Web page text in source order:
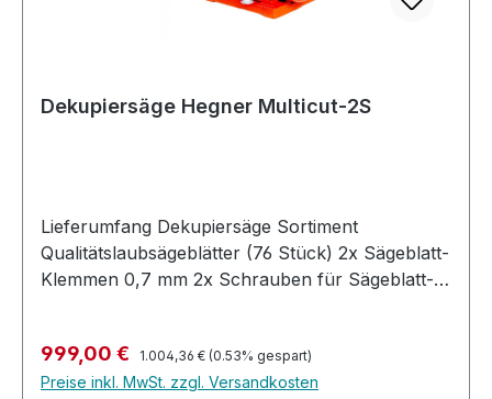
Dekupiersäge Hegner Multicut-2S
Lieferumfang Dekupiersäge Sortiment
Qualitätslaubsägeblätter (76 Stück) 2x Sägeblatt-
Klemmen 0,7 mm 2x Schrauben für Sägeblatt-
Schnellspannung Satz Bedienwerkzeug,
Bedienungsanleitung Beschreibung
Verkaufspreis:
999,00 € Regulärer Preis:
1.004,36 € (0.53% gespart)
Preise inkl. MwSt. zzgl. Versandkosten